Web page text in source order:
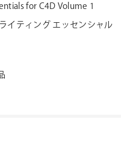
for C4D Volume 1
イティング エッセンシャル